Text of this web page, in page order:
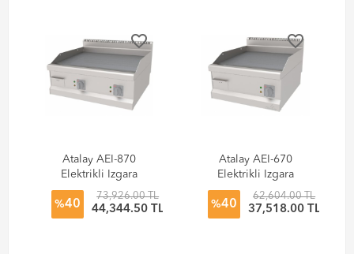
favorite_border
Atalay AEI-870
Elektrikli Izgara
Düz - Setüstü Tam
Modül 700 Seri
%40
73,926.00 TL
44,344.50 TL
favorite_border
Atalay AEI-670
Elektrikli Izgara
Düz - Setüstü 700
Seri
%40
62,604.00 TL
37,518.00 TL